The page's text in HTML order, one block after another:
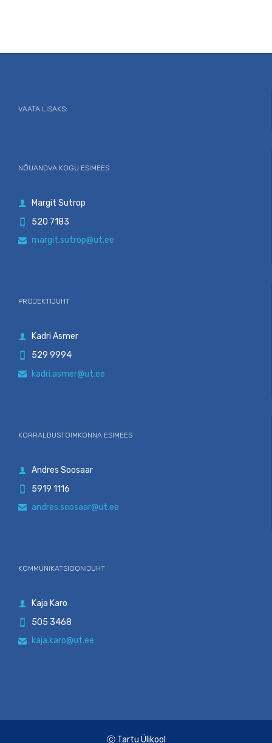
VAATA LISAKS:
NÕUANDVA KOGU ESIMEES
 Margit Sutrop
 520 7183
 margit.sutrop@ut.ee
PROJEKTIJUHT
 Kadri Asmer
529 9994
 kadri.asmer@ut.ee
KORRALDUSTOIMKONNA ESIMEES
 Andres Soosaar
 5919 1116
 andres.soosaar@ut.ee
KOMMUNIKATSIOONIJUHT
 Kaja Karo
505 3468
 kaja.karo@ut.ee
Ⓒ Tartu Ülikool